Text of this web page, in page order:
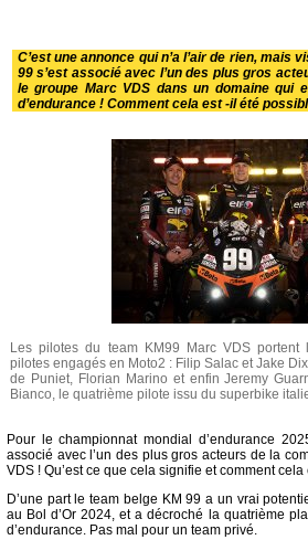
C’est une annonce qui n’a l’air de rien, mais
99 s’est associé avec l’un des plus gros
le groupe Marc VDS dans un domaine qui
d’endurance ! Comment cela est -il été
Les pilotes du team KM99 Marc VDS
pilotes engagés en Moto2 : Filip Salac et Jake
de Puniet, Florian Marino et enfin Jeremy
Bianco, le quatrième pilote issu du superbike
Pour le championnat mondial d’endurance
associé avec l’un des plus gros acteurs de la
VDS ! Qu’est ce que cela signifie et comment
D’une part le team belge KM 99 a un vrai
au Bol d’Or 2024, et a décroché la quatrième
d’endurance. Pas mal pour un team privé.